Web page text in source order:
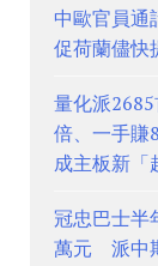
中歐官員通
促荷蘭儘快
量化派
倍、一手賺
成主板新「
冠忠巴士半
萬元 派中